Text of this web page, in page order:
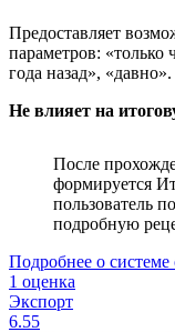
Предоставляет
параметров: «только
года назад», «давно».
Не влияет на
После
формируется
пользователь
подробную
Подробнее о системе
1 оценка
Экспорт
6.55